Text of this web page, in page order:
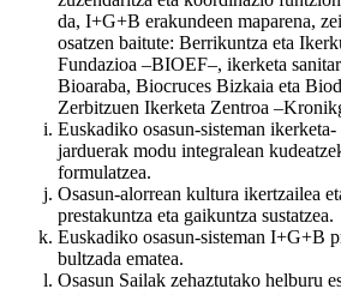
da, I+G+B erakundeen maparena,
osatzen baitute: Berrikuntza eta
Fundazioa –BIOEF–, ikerketa
Bioaraba, Biocruces Bizkaia eta
Zerbitzuen Ikerketa Zentroa
Euskadiko osasun-sisteman
jarduerak modu integralean
formulatzea.
Osasun-alorrean kultura ikertzailea
prestakuntza eta gaikuntza sustatzea.
Euskadiko osasun-sisteman I+G+B
bultzada ematea.
Osasun Sailak zehaztutako helburu